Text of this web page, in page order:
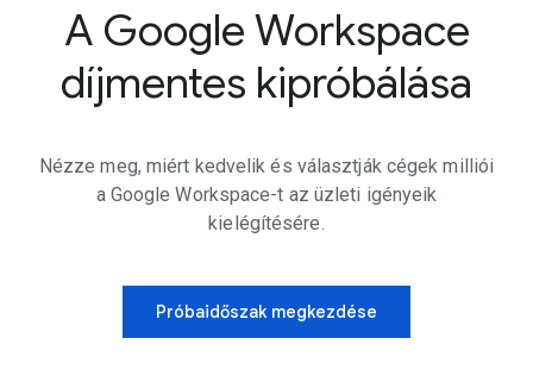
A Google Workspace
díjmentes kipróbálása
Nézze meg, miért kedvelik és választják cégek milliói
a Google Workspace-t az üzleti igényeik
kielégítésére.
Próbaidőszak megkezdése